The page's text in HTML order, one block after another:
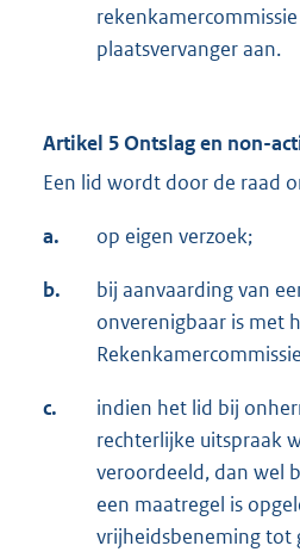
plaatsvervanger aan.
Artikel 5 Ontslag en non-
Een lid wordt door de raad
a. op eigen verzoek;
b.
bij aanvaarding van
onverenigbaar is met
c.
indien het lid bij
rechterlijke uitspraak
veroordeeld, dan wel
een maatregel is
vrijheidsbeneming tot